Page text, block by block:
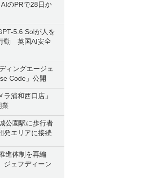
のPRで28日か
5.6 Solが人を
動 英国AI安全
ィングエージェ
Code」公開
ラ浦和西口店」
業
公園駅に歩行者
エリアに接続
進体制を再編
ジェフディーン